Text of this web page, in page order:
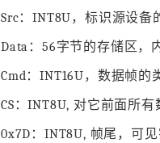
Src：INT8U，标识源设备
Data：56字节的存储区，
Cmd：INT16U，数据帧的
CS：INT8U, 对它前面所
0x7D：INT8U, 帧尾，可见